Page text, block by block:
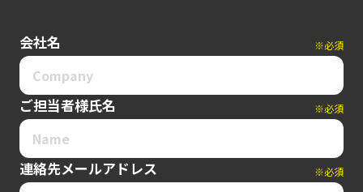
会社名 ※必須
ご担当者様氏名 ※必須
連絡先メールアドレス ※必須